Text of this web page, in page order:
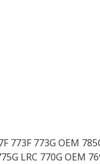
773F 773G OEM
LRC 770G OEM